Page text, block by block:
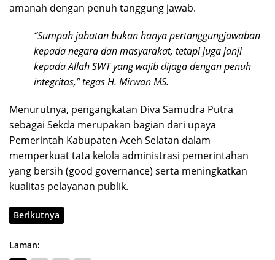
amanah dengan penuh tanggung jawab.
“Sumpah jabatan bukan hanya pertanggungjawaban
kepada negara dan masyarakat, tetapi juga janji
kepada Allah SWT yang wajib dijaga dengan penuh
integritas,” tegas H. Mirwan MS.
Menurutnya, pengangkatan Diva Samudra Putra
sebagai Sekda merupakan bagian dari upaya
Pemerintah Kabupaten Aceh Selatan dalam
memperkuat tata kelola administrasi pemerintahan
yang bersih (good governance) serta meningkatkan
kualitas pelayanan publik.
Berikutnya
Laman: